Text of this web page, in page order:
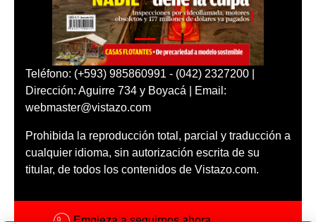
Teléfono: (+593) 985860991 - (042) 2327200 |
Dirección: Aguirre 734 y Boyacá | Email:
webmaster@vistazo.com
Prohibida la reproducción total, parcial y traducción a
cualquier idioma, sin autorización escrita de su
titular, de todos los contenidos de Vistazo.com.